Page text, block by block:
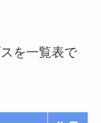
を一覧表で